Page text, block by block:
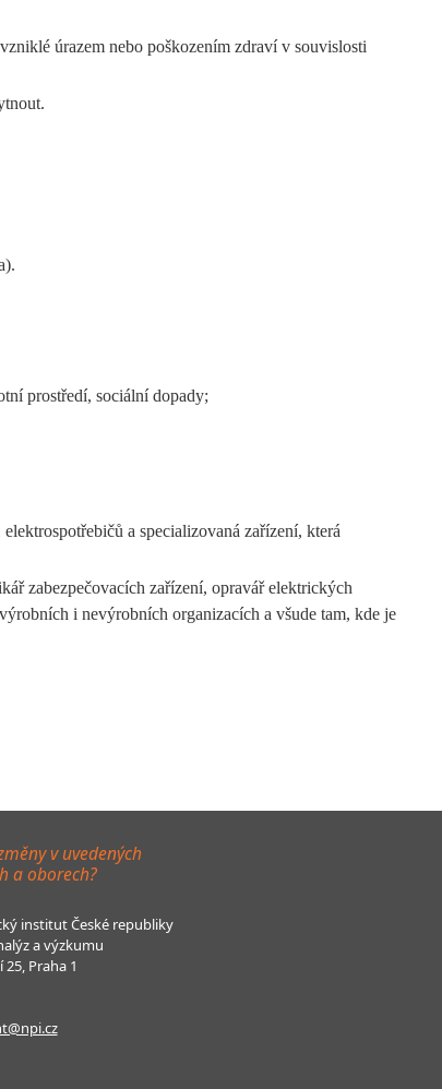
úrazem nebo poškozením zdraví v souvislosti
prostředí, sociální dopady;
a specializovaná zařízení, která
zabezpečovacích zařízení, opravář elektrických
i nevýrobních organizacích a všude tam, kde je
v uvedených
a oborech?
institut České republiky
a výzkumu
Praha 1